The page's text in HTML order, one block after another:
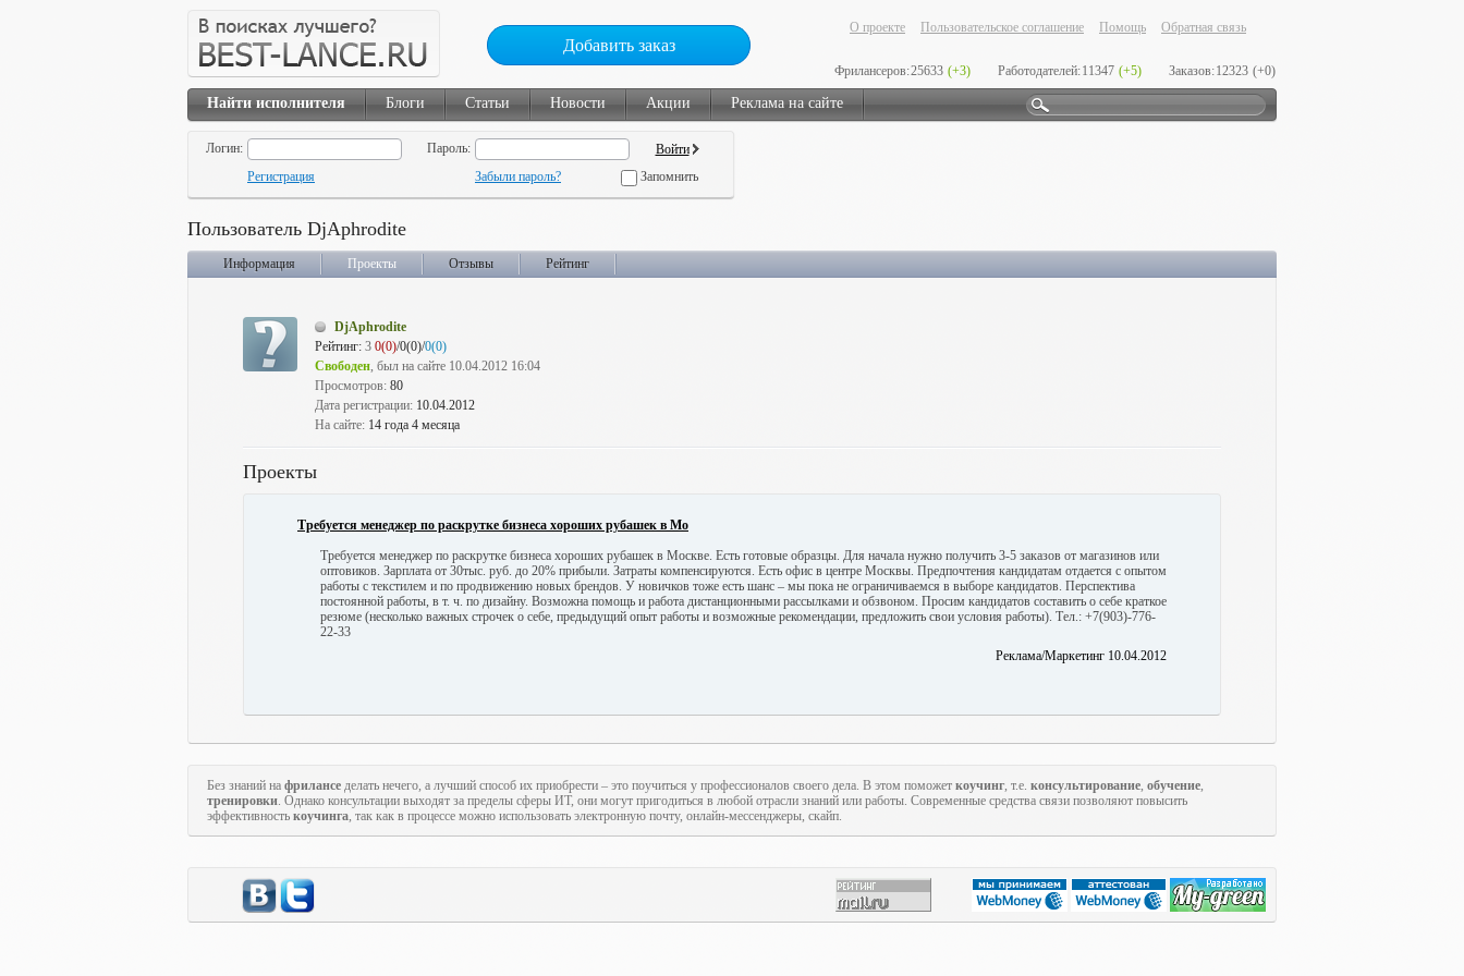
Добавить заказ
О проекте Пользовательское соглашение Помощь Обратная связь
Фрилансеров:25633 (+3) Работодателей:11347 (+5) Заказов:12323 (+0)
Найти исполнителя Блоги Статьи Новости Акции Реклама на сайте
Логин:
Пароль:
Регистрация
Забыли пароль? Запомнить
Пользователь DjAphrodite
Информация Проекты Отзывы Рейтинг
DjAphrodite
Рейтинг: 3 0(0)/0(0)/0(0)
Свободен, был на сайте 10.04.2012 16:04
Просмотров: 80
Дата регистрации: 10.04.2012
На сайте: 14 года 4 месяца
Проекты
Требуется менеджер по раскрутке бизнеса хороших рубашек в Мо
Требуется менеджер по раскрутке бизнеса хороших рубашек в Москве. Есть готовые образцы. Для начала нужно получить 3-5 заказов от магазинов или
оптовиков. Зарплата от 30тыс. руб. до 20% прибыли. Затраты компенсируются. Есть офис в центре Москвы. Предпочтения кандидатам отдается с опытом
работы с текстилем и по продвижению новых брендов. У новичков тоже есть шанс – мы пока не ограничиваемся в выборе кандидатов. Перспектива
постоянной работы, в т. ч. по дизайну. Возможна помощь и работа дистанционными рассылками и обзвоном. Просим кандидатов составить о себе краткое
резюме (несколько важных строчек о себе, предыдущий опыт работы и возможные рекомендации, предложить свои условия работы). Тел.: +7(903)-776-
22-33
Реклама/Маркетинг 10.04.2012
Без знаний на фрилансе делать нечего, а лучший способ их приобрести – это поучиться у профессионалов своего дела. В этом поможет коучинг, т.е. консультирование, обучение,
тренировки. Однако консультации выходят за пределы сферы ИТ, они могут пригодиться в любой отрасли знаний или работы. Современные средства связи позволяют повысить
эффективность коучинга, так как в процессе можно использовать электронную почту, онлайн-мессенджеры, скайп.